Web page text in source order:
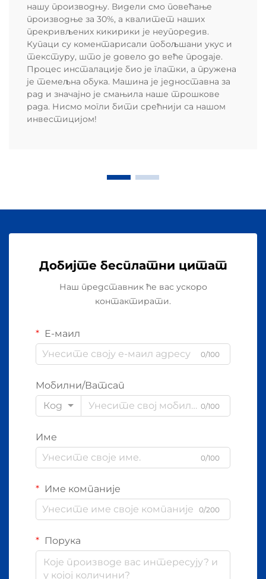
нашу производњу. Видели смо повећање
производње за 30%, а квалитет наших
прекривљених кикирики је неупоредив.
Купаци су коментарисали побољшани укус и
текстуру, што је довело до веће продаје.
Процес инсталације био је глатки, а пружена
је темељна обука. Машина је једноставна за
рад и значајно је смањила наше трошкове
рада. Нисмо могли бити срећнији са нашом
инвестицијом!
Добијте бесплатни цитат
Наш представник ће вас ускоро
контактирати.
Е-маил
0/100
Мобилни/Ватсап
Код
0/100
Име
0/100
Име компаније
0/200
Порука